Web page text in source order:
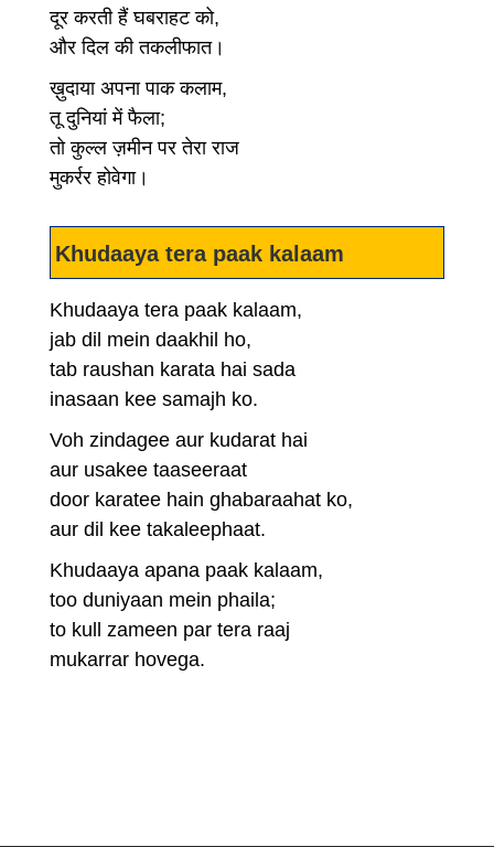
दूर करती हैं घबराहट को,
और दिल की तकलीफात।
ख़ुदाया अपना पाक कलाम,
तू दुनियां में फैला;
तो कुल्ल ज़मीन पर तेरा राज
मुकर्रर होवेगा।
Khudaaya tera paak kalaam
Khudaaya tera paak kalaam,
jab dil mein daakhil ho,
tab raushan karata hai sada
inasaan kee samajh ko.
Voh zindagee aur kudarat hai
aur usakee taaseeraat
door karatee hain ghabaraahat ko,
aur dil kee takaleephaat.
Khudaaya apana paak kalaam,
too duniyaan mein phaila;
to kull zameen par tera raaj
mukarrar hovega.